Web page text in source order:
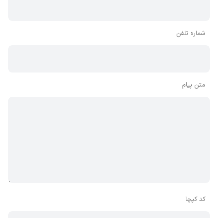
شماره تلفن
متن پیام
کد کپچا